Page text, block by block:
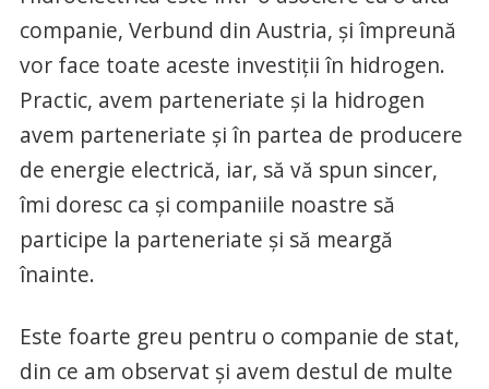
companie, Verbund din Austria, şi împreună
vor face toate aceste investiţii în hidrogen.
Practic, avem parteneriate şi la hidrogen
avem parteneriate şi în partea de producere
de energie electrică, iar, să vă spun sincer,
îmi doresc ca şi companiile noastre să
participe la parteneriate şi să meargă
înainte.
Este foarte greu pentru o companie de stat,
din ce am observat şi avem destul de multe